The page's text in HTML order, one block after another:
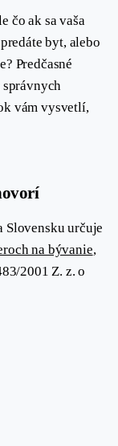
čo ak sa vaša
byt, alebo
Predčasné
správnych
vám vysvetlí,
Slovensku určuje
na bývanie,
2001 Z. z. o